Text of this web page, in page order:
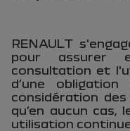
RENAULT
pour assurer
consultation et
d’une
considération
qu’en aucun
utilisation